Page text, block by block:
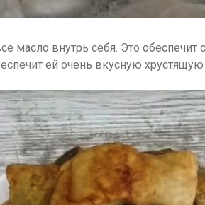
масло внутрь себя. Это
ей очень вкусную хрустящую